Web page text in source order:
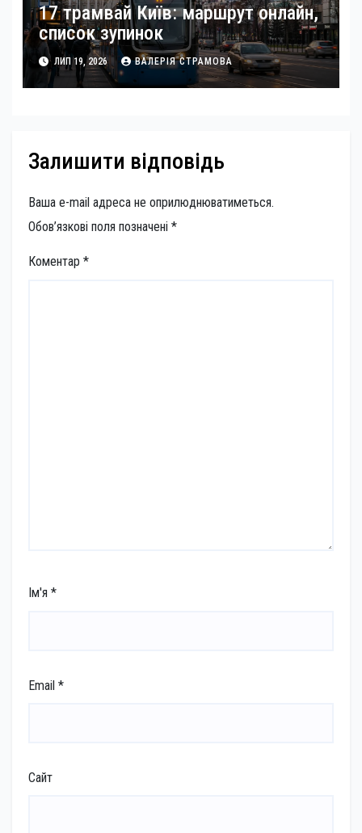
17 трамвай Київ: маршрут онлайн,
список зупинок
ЛИП 19, 2026 ВАЛЕРІЯ СТРАМОВА
Залишити відповідь
Ваша e-mail адреса не оприлюднюватиметься.
Обов’язкові поля позначені *
Коментар *
Ім'я *
Email *
Сайт